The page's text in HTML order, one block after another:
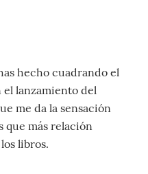
hecho cuadrando el
el lanzamiento del
me da la sensación
que más relación
libros.